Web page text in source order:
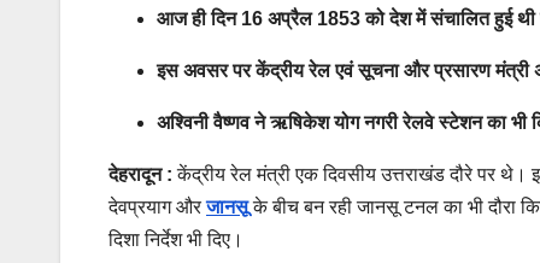
आज ही दिन 16 अप्रैल 1853 को देश में संचालित हुई थी
इस अवसर पर केंद्रीय रेल एवं सूचना और प्रसारण मंत्री
अश्विनी वैष्णव ने ऋषिकेश योग नगरी रेलवे स्टेशन का भी
देहरादून :केंद्रीय रेल मंत्री एक दिवसीय उत्तराखंड दौरे पर थे।
देवप्रयाग औरजानसूके बीच बन रही जानसू टनल का भी दौरा
दिशा निर्देश भी दिए।